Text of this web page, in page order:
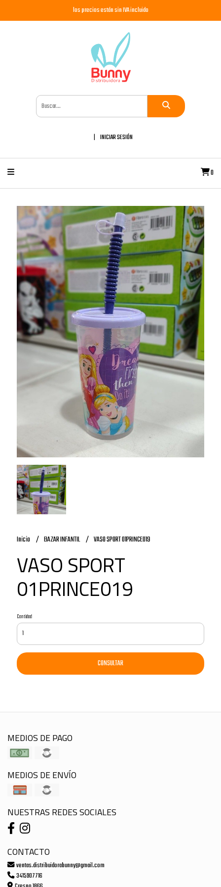
los precios están sin IVA incluido
INICIAR SESIÓN
0
Inicio BAZAR INFANTIL VASO SPORT 01PRINCE019
VASO SPORT
01PRINCE019
Cantidad
CONSULTAR
MEDIOS DE PAGO
MEDIOS DE ENVÍO
NUESTRAS REDES SOCIALES
CONTACTO
ventas.distribuidorabunny@gmail.com
3415907716